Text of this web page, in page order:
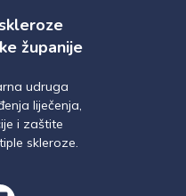
županije
udruga
liječenja,
i zaštite
skleroze.